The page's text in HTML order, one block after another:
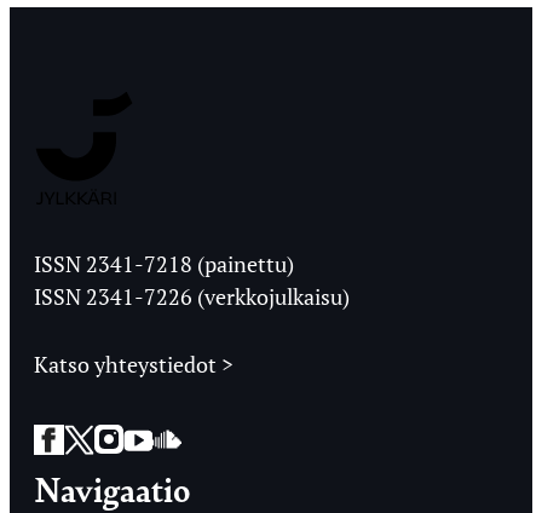
Ylioppilaslehti
ISSN 2341-7218 (painettu)
ISSN 2341-7226 (verkkojulkaisu)
Katso yhteystiedot >
Facebook
Twitter
Instagram
YouTube
SoundCloud
Navigaatio